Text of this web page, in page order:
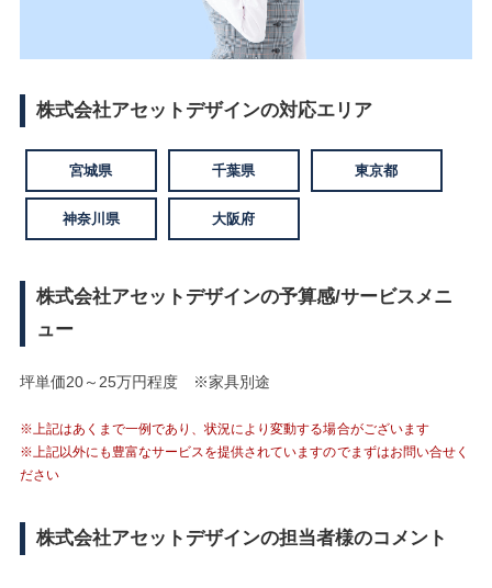
株式会社アセットデザインの対応エリア
宮城県 千葉県 東京都
神奈川県 大阪府
株式会社アセットデザインの予算感/サービスメニ
ュー
坪単価20～25万円程度 ※家具別途
※上記はあくまで一例であり、状況により変動する場合がございます
※上記以外にも豊富なサービスを提供されていますのでまずはお問い合せく
ださい
株式会社アセットデザインの担当者様のコメント